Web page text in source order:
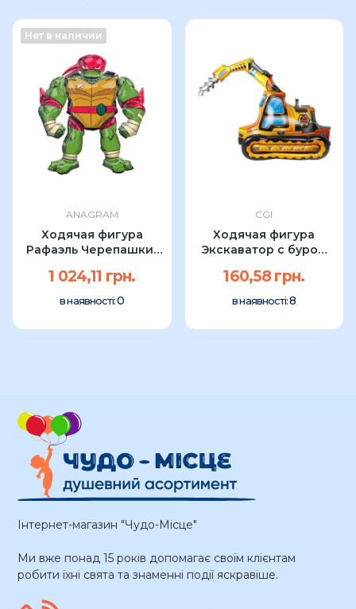
Нет в наличии
ANAGRAM
Ходячая фигура
Рафаэль Черепашки-
1 024,11 грн.
в наявності:0
CGI
Ходячая фигура
Экскаватор с буром
160,58 грн.
в наявності:8
Інтернет-магазин "Чудо-Місце"
Ми вже понад 15 років допомагає своїм клієнтам
робити їхні свята та знаменні події яскравіше.